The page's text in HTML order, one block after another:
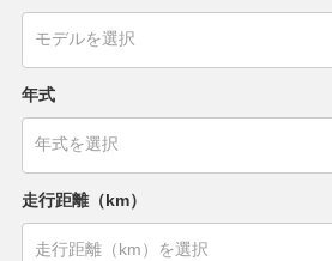
年式
走行距離（km）